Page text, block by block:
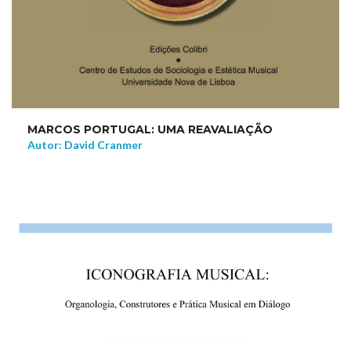
MARCOS PORTUGAL: UMA REAVALIAÇÃO
Autor: David Cranmer
NEW